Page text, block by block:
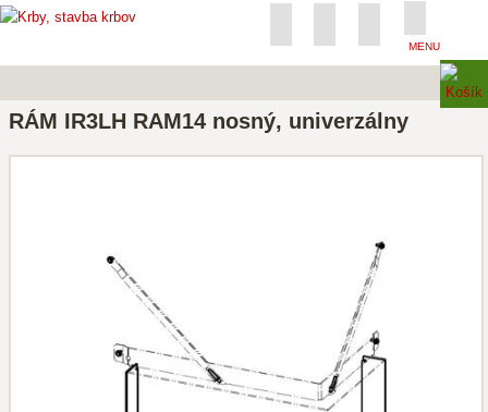
MENU
RÁM IR3LH RAM14 nosný, univerzálny